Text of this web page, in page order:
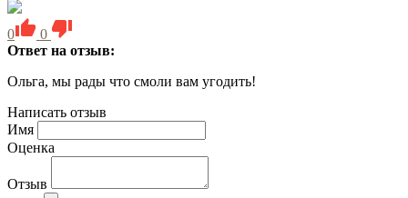
0
0
Ответ на отзыв:
Ольга, мы рады что смоли вам угодить!
Написать отзыв
Имя
Оценка
Отзыв